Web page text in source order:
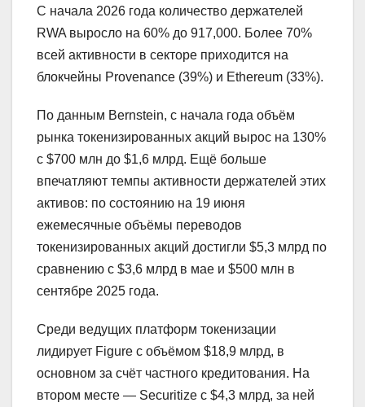
С начала 2026 года количество держателей
RWA выросло на 60% до 917,000. Более 70%
всей активности в секторе приходится на
блокчейны Provenance (39%) и Ethereum (33%).
По данным Bernstein, с начала года объём
рынка токенизированных акций вырос на 130%
с $700 млн до $1,6 млрд. Ещё больше
впечатляют темпы активности держателей этих
активов: по состоянию на 19 июня
ежемесячные объёмы переводов
токенизированных акций достигли $5,3 млрд по
сравнению с $3,6 млрд в мае и $500 млн в
сентябре 2025 года.
Среди ведущих платформ токенизации
лидирует Figure с объёмом $18,9 млрд, в
основном за счёт частного кредитования. На
втором месте — Securitize с $4,3 млрд, за ней